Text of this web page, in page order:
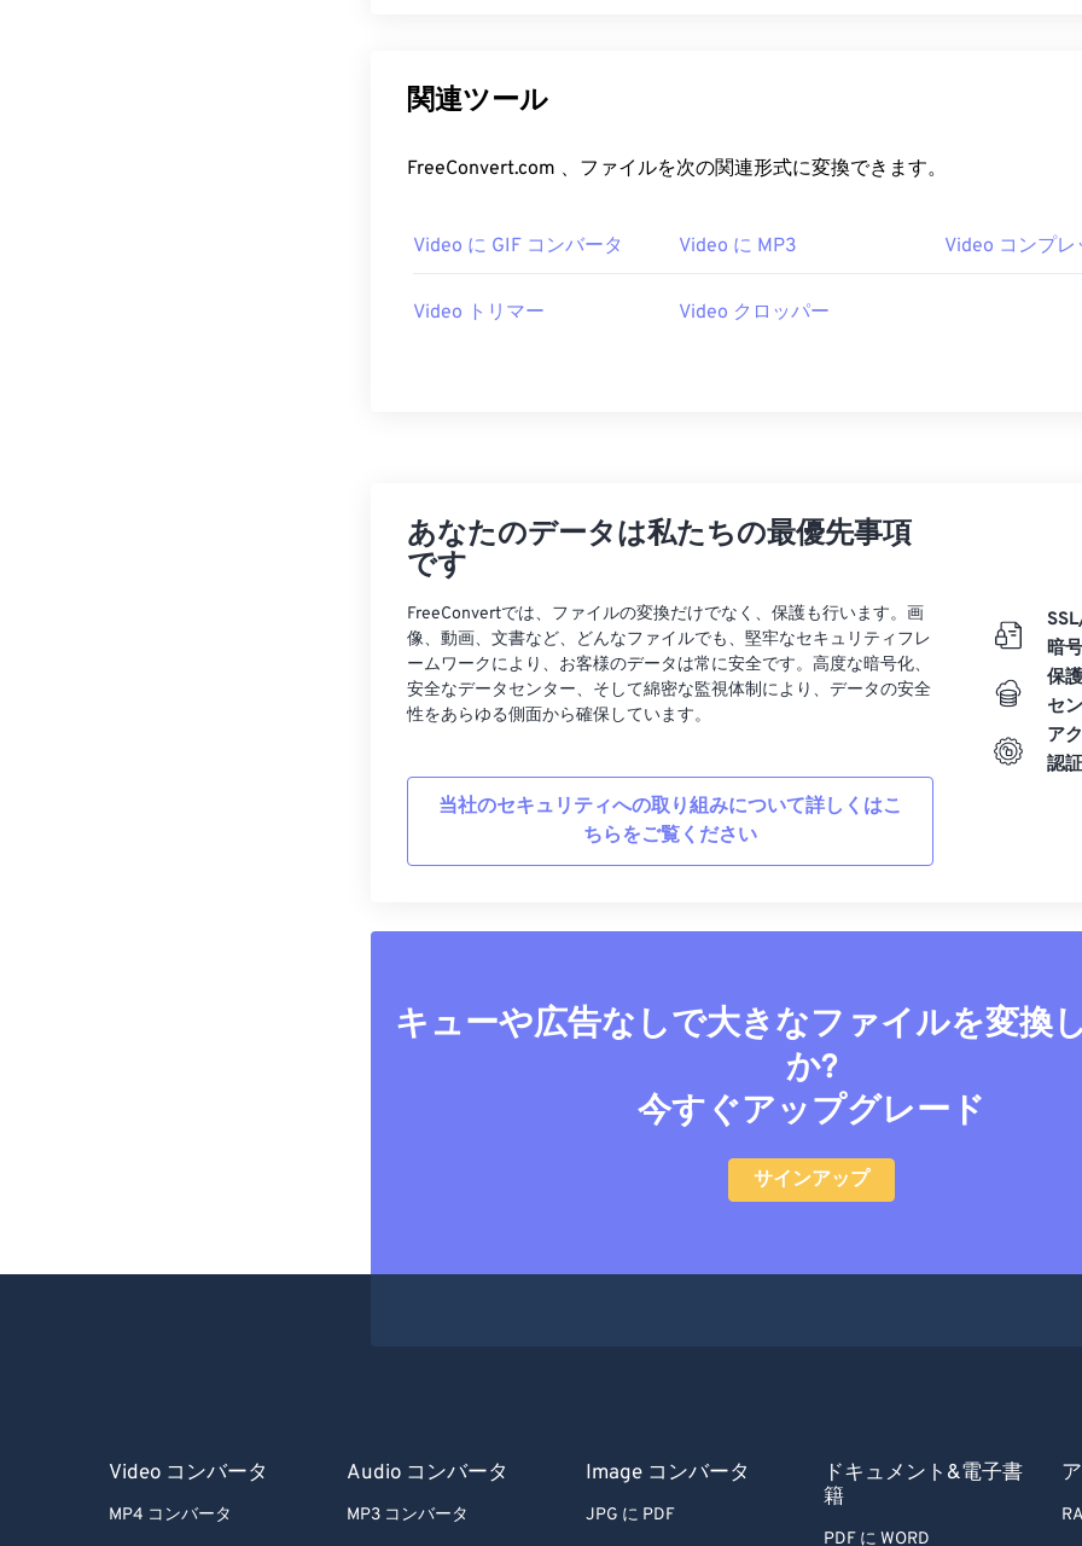
関連ツール
FreeConvert.com 、ファイルを次の関連形式に変換できます。
Video に GIF コンバータ Video に MP3 Video コンプレ
Video トリマー Video クロッパー
あなたのデータは私たちの最優先事項
です
FreeConvertでは、ファイルの変換だけでなく、保護も行います。画
像、動画、文書など、どんなファイルでも、堅牢なセキュリティフレ
ームワークにより、お客様のデータは常に安全です。高度な暗号化、
安全なデータセンター、そして綿密な監視体制により、データの安全
性をあらゆる側面から確保しています。
当社のセキュリティへの取り組みについて詳しくはこ
ちらをご覧ください
暗
保
セ
ア
認証
キューや広告なしで大きなファイルを変換
か?
今すぐアップグレード
サインアップ
Video コンバータ
MP4 コンバータ
Audio コンバータ
MP3 コンバータ
Image コンバータ
JPG に PDF
ドキュメント&電子書
籍
PDF に WORD